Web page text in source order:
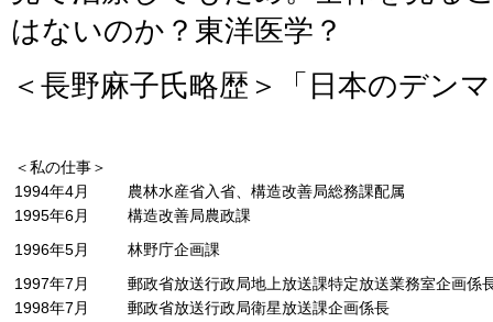
はないのか？東洋医学？
＜長野麻子氏略歴＞「日本のデン
＜私の仕事＞
1994年4月
農林水産省入省、構造改善局総務課配属
1995年6月
構造改善局農政課
1996年5月
林野庁企画課
1997年7月
郵政省放送行政局地上放送課特定放送業務室企画係
1998年7月
郵政省放送行政局衛星放送課企画係長